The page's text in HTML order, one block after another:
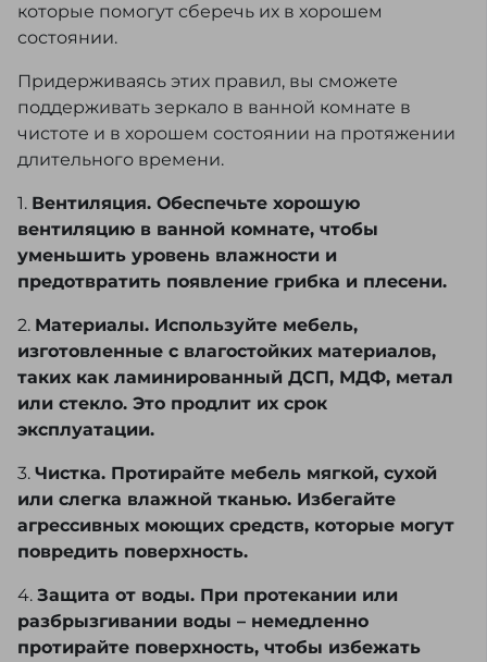
которые помогут сберечь их в хорошем
состоянии.
Придерживаясь этих правил, вы сможете
поддерживать зеркало в ванной комнате в
чистоте и в хорошем состоянии на протяжении
длительного времени.
1. Вентиляция. Обеспечьте хорошую
вентиляцию в ванной комнате, чтобы
уменьшить уровень влажности и
предотвратить появление грибка и плесени.
2. Материалы. Используйте мебель,
изготовленные с влагостойких материалов,
таких как ламинированный ДСП, МДФ, метал
или стекло. Это продлит их срок
эксплуатации.
3. Чистка. Протирайте мебель мягкой, сухой
или слегка влажной тканью. Избегайте
агрессивных моющих средств, которые могут
повредить поверхность.
4. Защита от воды. При протекании или
разбрызгивании воды – немедленно
протирайте поверхность, чтобы избежать